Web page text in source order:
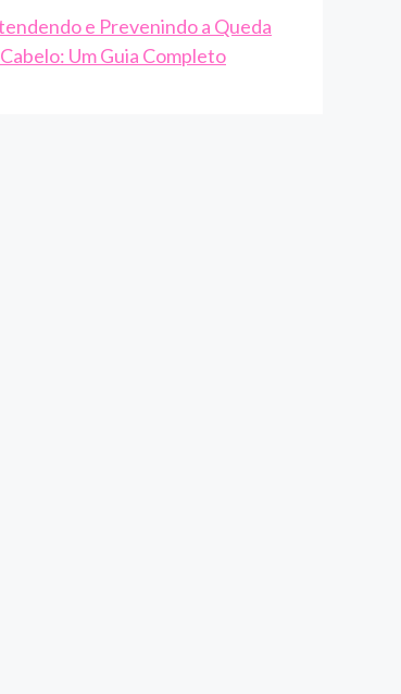
e Prevenindo a Queda
Um Guia Completo